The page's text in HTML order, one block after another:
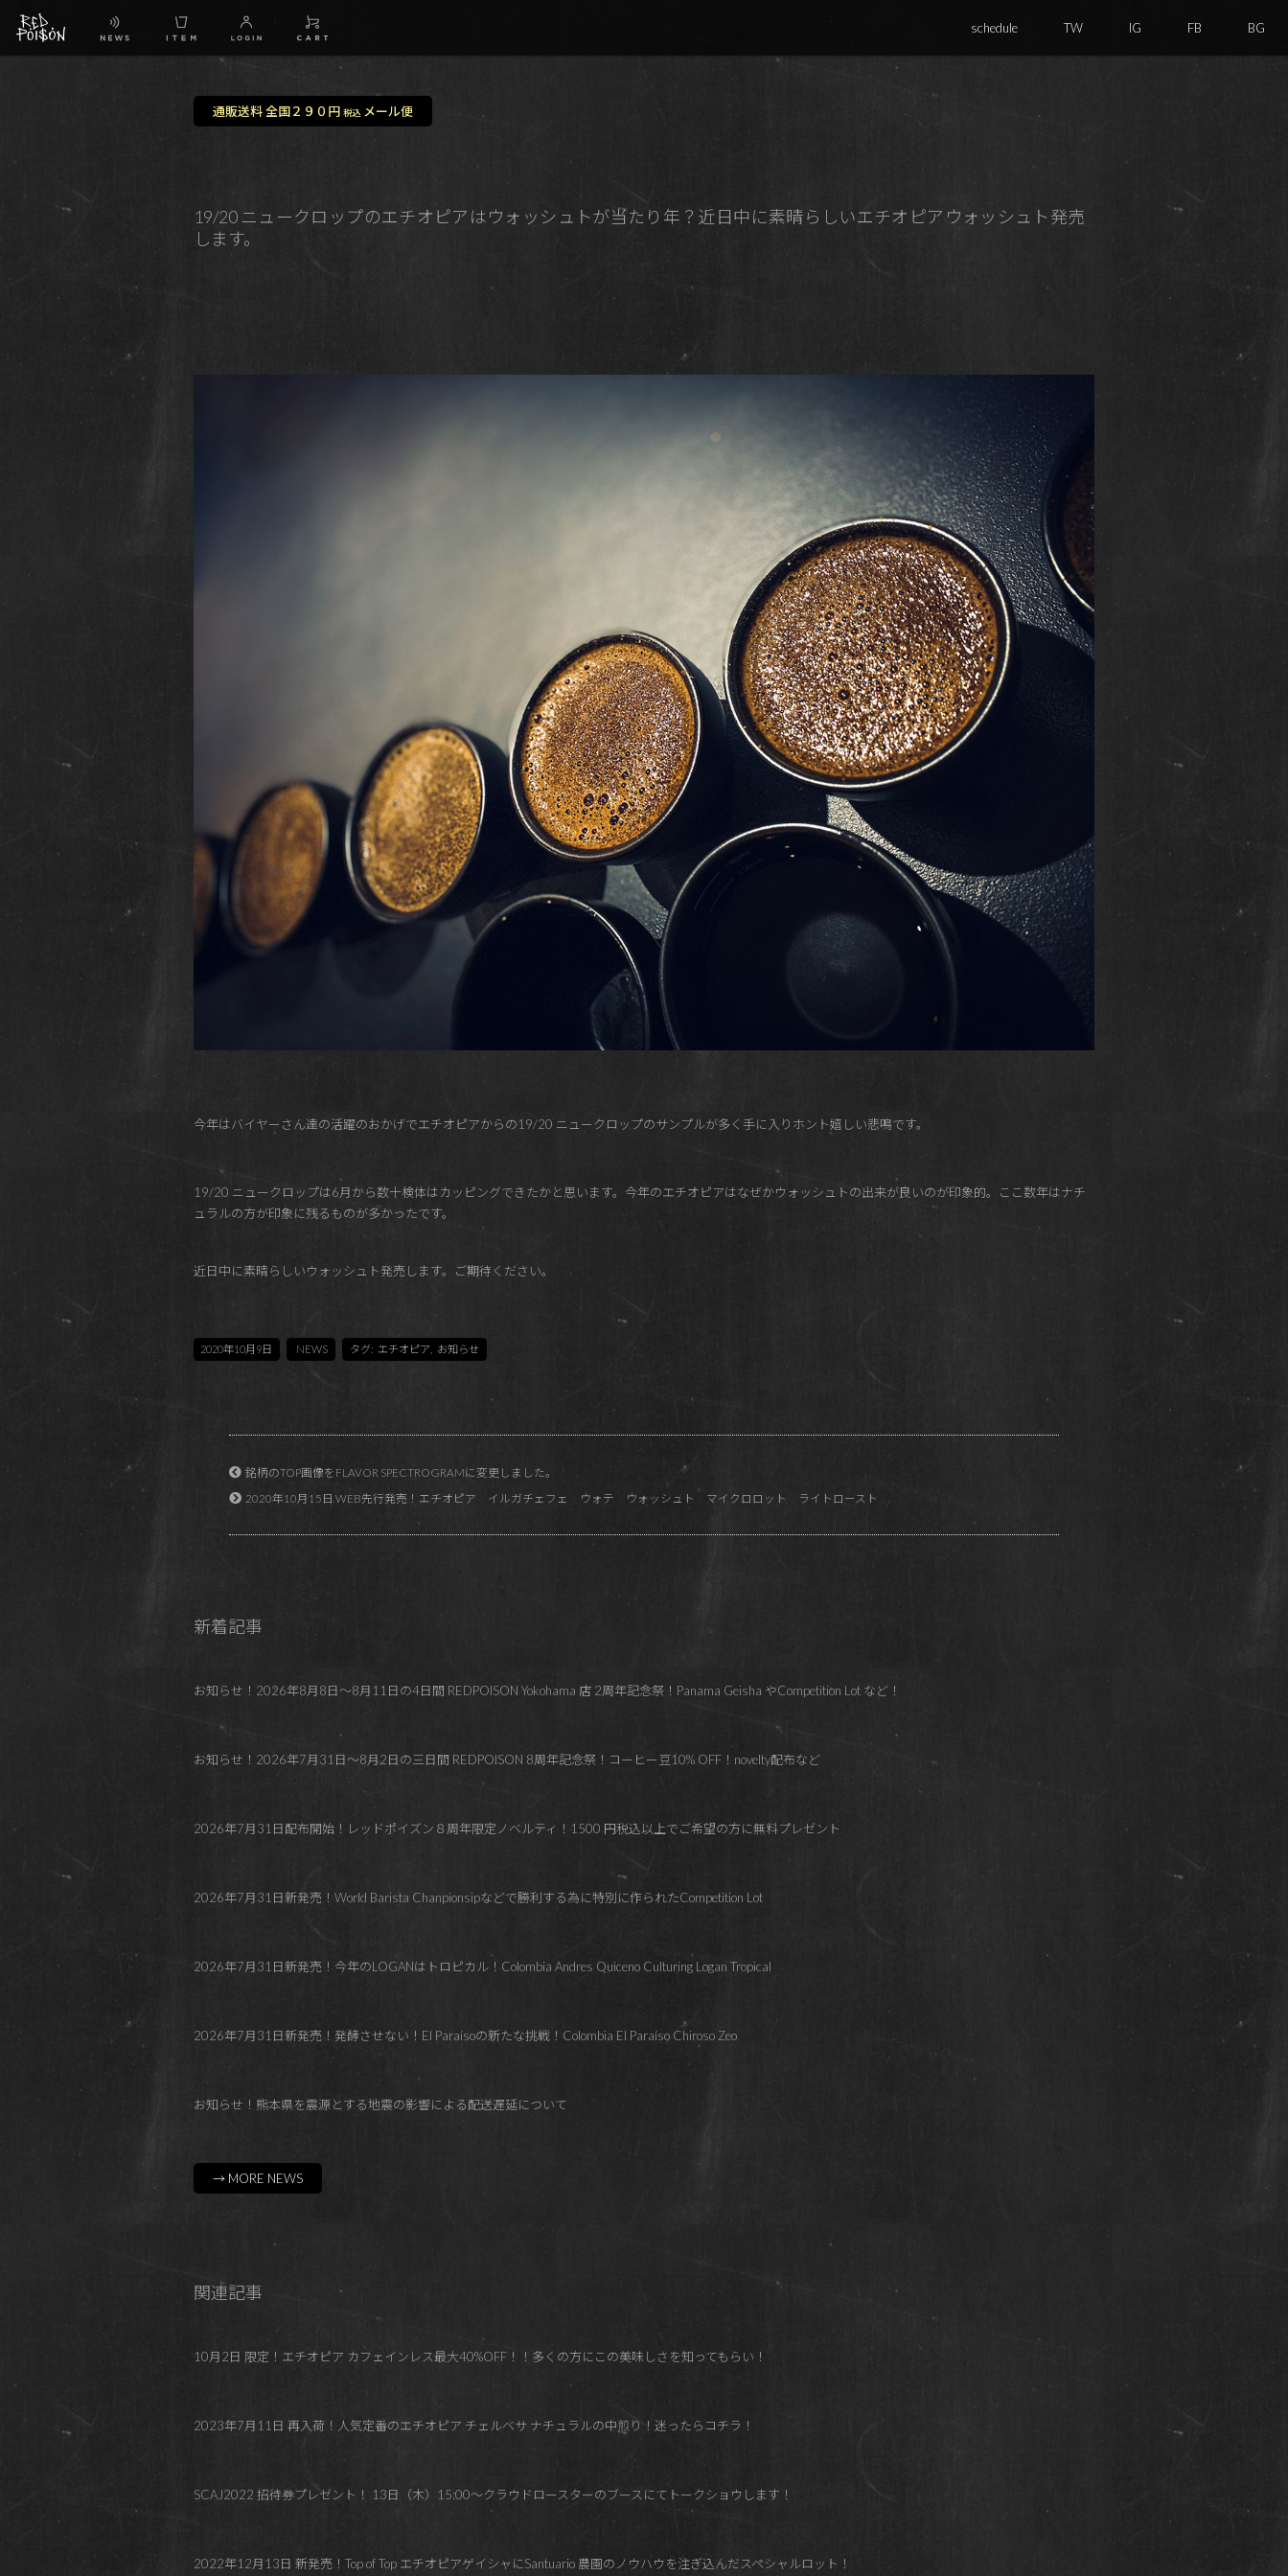
schedule TW IG FB BG
通販送料 全国２９０円 税込メール便
19/20 ニュークロップのエチオピアはウォッシュトが当たり年？近日中に素晴らしいエチオピアウォッシュト発売
します。
今年はバイヤーさん達の活躍のおかげでエチオピアからの19/20 ニュークロップのサンプルが多く手に入りホント嬉しい悲鳴です。
19/20 ニュークロップは6月から数十検体はカッピングできたかと思います。今年のエチオピアはなぜかウォッシュトの出来が良いのが印象的。ここ数年はナチ
ュラルの方が印象に残るものが多かったです。
近日中に素晴らしいウォッシュト発売します。ご期待ください。
2020年10月9日 NEWS タグ: エチオピア お知らせ
銘柄のTOP画像をFLAVOR SPECTROGRAMに変更しました。
2020年10月15日 WEB先行発売！エチオピア イルガチェフェ ウォテ ウォッシュト マイクロロット ライトロースト
新着記事
お知らせ！2026年8月8日～8月11日の4日間 REDPOISON Yokohama 店 2周年記念祭！Panama Geisha やCompetition Lot など！
お知らせ！2026年7月31日～8月2日の三日間 REDPOISON 8周年記念祭！コーヒー豆10% OFF！novelty配布など
2026年7月31日配布開始！レッドポイズン８周年限定ノベルティ！1500 円税込以上でご希望の方に無料プレゼント
2026年7月31日新発売！World Barista Chanpionsipなどで勝利する為に特別に作られたCompetition Lot
2026年7月31日新発売！今年のLOGANはトロピカル！Colombia Andres Quiceno Culturing Logan Tropical
2026年7月31日新発売！発酵させない！El Paraísoの新たな挑戦！Colombia El Paraíso Chiroso Zeo
お知らせ！熊本県を震源とする地震の影響による配送遅延について
→ MORE NEWS
関連記事
10月2日 限定！エチオピア カフェインレス最大40%OFF！！多くの方にこの美味しさを知ってもらい！
2023年7月11日 再入荷！人気定番のエチオピア チェルベサ ナチュラルの中煎り！迷ったらコチラ！
SCAJ2022 招待券プレゼント！ 13日（木）15:00～クラウドロースターのブースにてトークショウします！
2022年12月13日 新発売！Top of Top エチオピアゲイシャにSantuario 農園のノウハウを注ぎ込んだスペシャルロット！